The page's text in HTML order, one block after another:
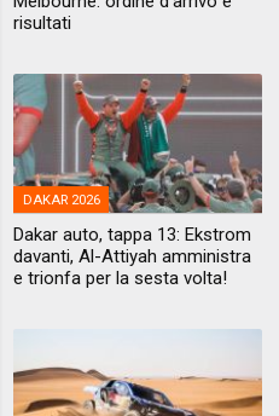
risultati
DAKAR 2026
Dakar auto, tappa 13: Ekstrom
davanti, Al-Attiyah amministra
e trionfa per la sesta volta!